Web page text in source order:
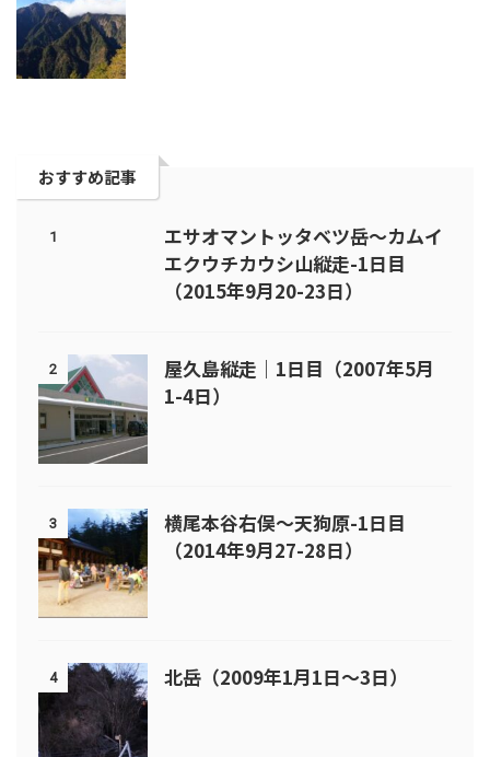
おすすめ記事
1
エサオマントッタベツ岳～カムイ
エクウチカウシ山縦走-1日目
（2015年9月20-23日）
2
屋久島縦走｜1日目（2007年5月
1-4日）
3
横尾本谷右俣～天狗原-1日目
（2014年9月27-28日）
4 北岳（2009年1月1日～3日）